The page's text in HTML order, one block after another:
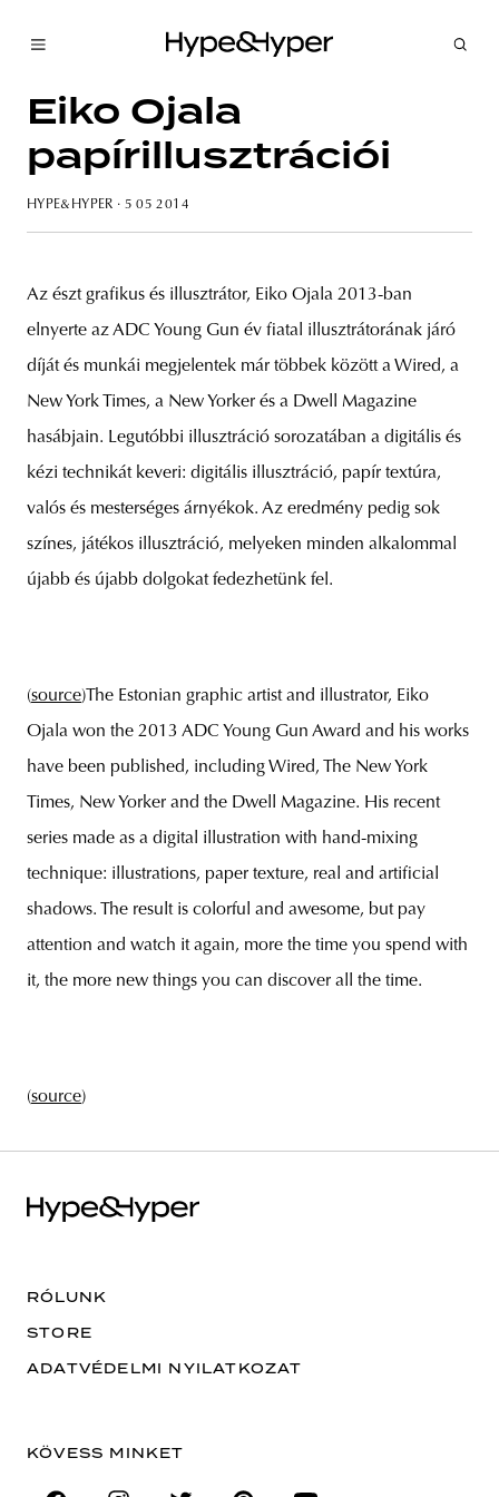
Eiko Ojala
papírillusztrációi
HYPE&HYPER · 5 05 2014
Az észt grafikus és illusztrátor, Eiko Ojala 2013-ban
elnyerte az ADC Young Gun év fiatal illusztrátorának járó
díját és munkái megjelentek már többek között a Wired, a
New York Times, a New Yorker és a Dwell Magazine
hasábjain. Legutóbbi illusztráció sorozatában a digitális és
kézi technikát keveri: digitális illusztráció, papír textúra,
valós és mesterséges árnyékok. Az eredmény pedig sok
színes, játékos illusztráció, melyeken minden alkalommal
újabb és újabb dolgokat fedezhetünk fel.
(source)The Estonian graphic artist and illustrator, Eiko
Ojala won the 2013 ADC Young Gun Award and his works
have been published, including Wired, The New York
Times, New Yorker and the Dwell Magazine. His recent
series made as a digital illustration with hand-mixing
technique: illustrations, paper texture, real and artificial
shadows. The result is colorful and awesome, but pay
attention and watch it again, more the time you spend with
it, the more new things you can discover all the time.
(source)
RÓLUNK
STORE
ADATVÉDELMI NYILATKOZAT
KÖVESS MINKET